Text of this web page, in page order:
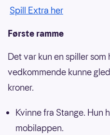
Spill Extra her
Første ramme
Det var kun en spiller
vedkommende kunne
kroner.
Kvinne fra Stange. Hun
mobilappen.